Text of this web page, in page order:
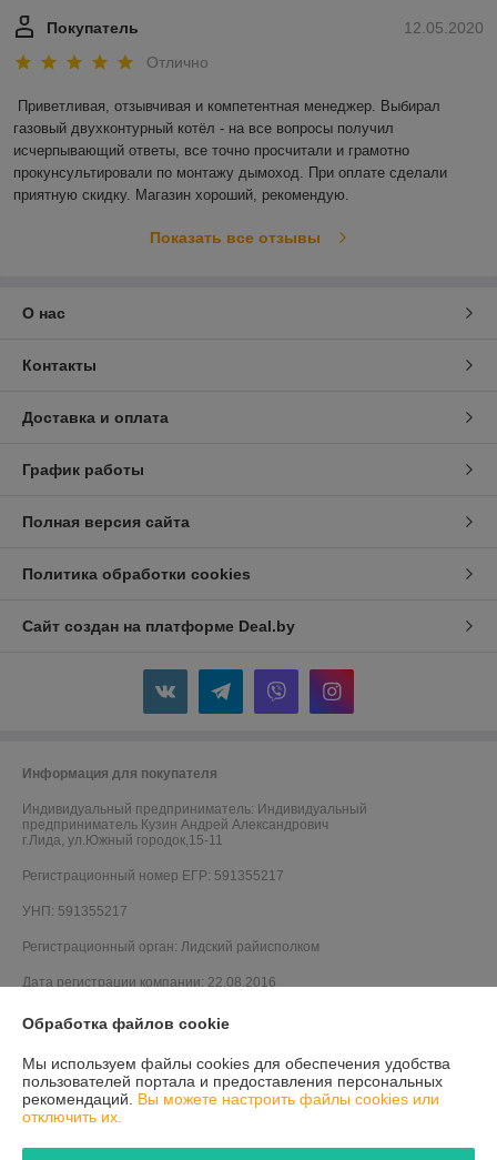
12.05.2020
Покупатель
Отлично
Приветливая, отзывчивая и компетентная менеджер. Выбирал
газовый двухконтурный котёл - на все вопросы получил
исчерпывающий ответы, все точно просчитали и грамотно
прокунсультировали по монтажу дымоход. При оплате сделали
приятную скидку. Магазин хороший, рекомендую.
Показать все отзывы
О нас
Контакты
Доставка и оплата
График работы
Полная версия сайта
Политика обработки cookies
Сайт создан на платформе Deal.by
Информация для покупателя
Индивидуальный предприниматель: Индивидуальный
предприниматель Кузин Андрей Александрович
г.Лида, ул.Южный городок,15-11
Регистрационный номер ЕГР: 591355217
УНП: 591355217
Регистрационный орган: Лидский райисполком
Дата регистрации компании: 22.08.2016
Ссылка на свидетельство/лицензию
д.57
Обработка файлов cookie
Мы используем файлы cookies для обеспечения удобства
пользователей портала и предоставления персональных
рекомендаций. Вы можете настроить файлы cookies или
отключить их.